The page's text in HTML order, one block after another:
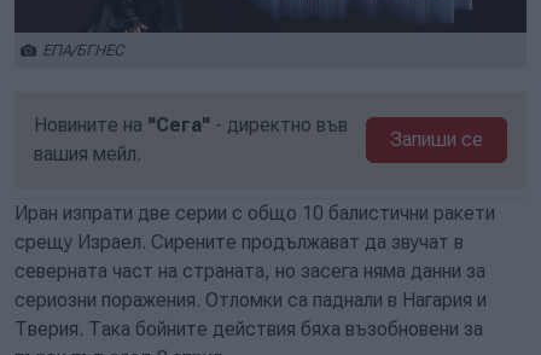
ЕПА/БГНЕС
Новините на "Сега" - директно във
вашия мейл.
Запиши се
Иран изпрати две серии с общо 10 балистични ракети
срещу Израел. Сирените продължават да звучат в
северната част на страната, но засега няма данни за
сериозни поражения. Отломки са паднали в Нагария и
Тверия. Така бойните действия бяха възобновени за